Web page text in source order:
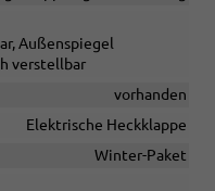
Außenspiegel
verstellbar
vorhanden
Elektrische Heckklappe
Winter-Paket